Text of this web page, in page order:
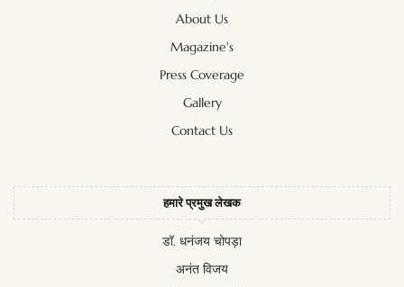
About Us
Magazine's
Press Coverage
Gallery
Contact Us
हमारे प्रमुख लेखक
डॉ. धनंजय चोपड़ा
अनंत विजय